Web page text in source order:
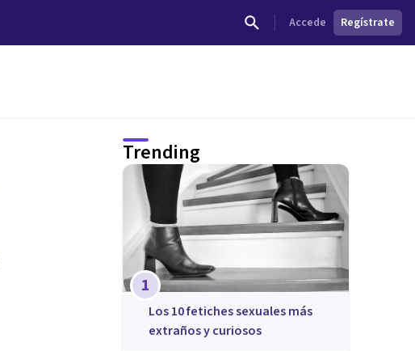
Accede Regístrate
Trending
1
​Los 10 fetiches sexuales más
extraños y curiosos